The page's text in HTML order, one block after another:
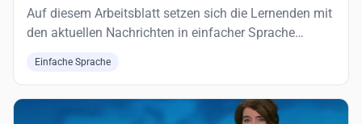
Auf diesem Arbeitsblatt setzen sich die Lernenden mit
den aktuellen Nachrichten in einfacher Sprache
Einfache Sprache